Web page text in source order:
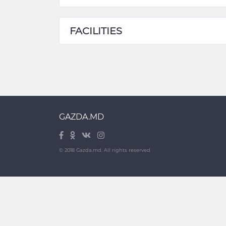
FACILITIES
GAZDA.MD
© 2018 Gazda.md. All rights reserved